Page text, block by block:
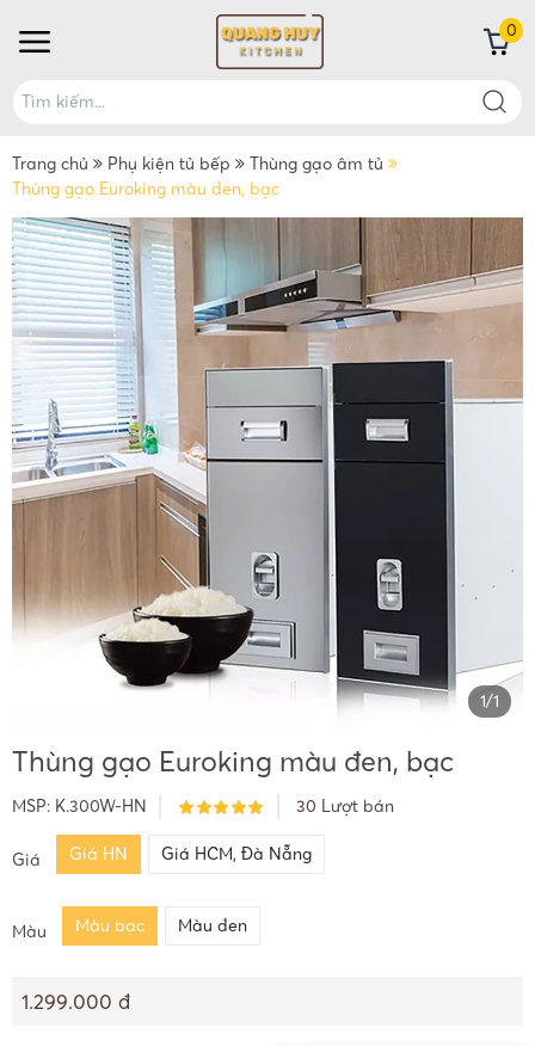
0
Trang chủ Phụ kiện tủ bếp
Thùng gạo âm tủ
Thùng gạo Euroking màu đen, bạc
1/1
Thùng gạo Euroking màu đen, bạc
MSP: K.300W-HN 30 Lượt bán
Giá Giá HN Giá HCM, Đà Nẵng
Màu Màu bạc Màu đen
1.299.000 đ